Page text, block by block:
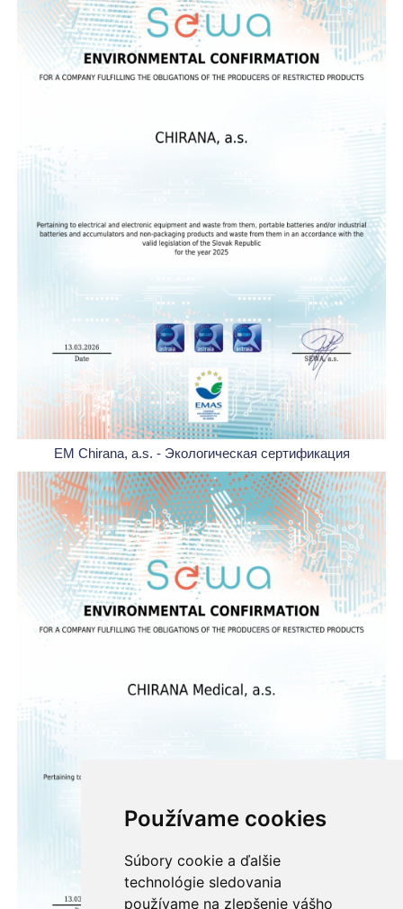
Používame cookies
Súbory cookie a ďalšie
technológie sledovania
používame na zlepšenie vášho
EM Chirana, a.s. - Экологическая сертификация